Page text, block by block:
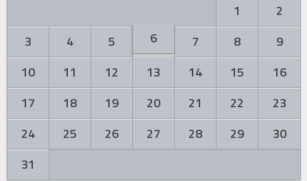
1
2
3
4 5 6 7 8
9
10
11 12 13 14 15
16
17
18 19 20 21 22
23
24
25 26 27 28 29
30
31